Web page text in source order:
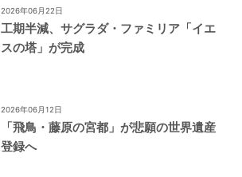
2026年06月22日
工期半減、サグラダ・ファミリア「イエ
スの塔」が完成
2026年06月12日
「飛鳥・藤原の宮都」が悲願の世界遺産
登録へ